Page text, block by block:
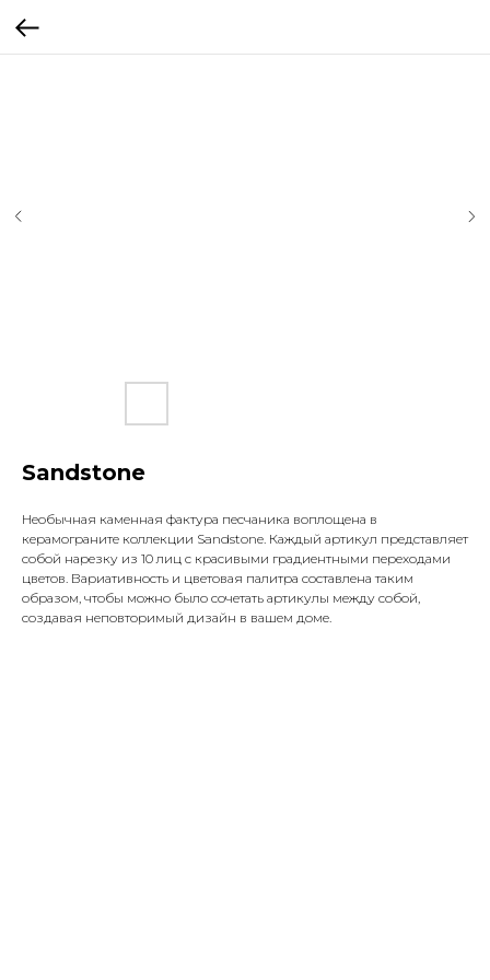
Sandstone
Необычная каменная фактура песчаника воплощена в
керамограните коллекции Sandstone. Каждый артикул представляет
собой нарезку из 10 лиц с красивыми градиентными переходами
цветов. Вариативность и цветовая палитра составлена таким
образом, чтобы можно было сочетать артикулы между собой,
создавая неповторимый дизайн в вашем доме.